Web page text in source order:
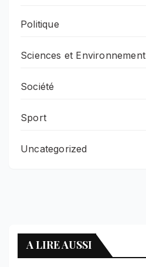
Politique
Sciences et Environnement
Société
Sport
Uncategorized
A LIRE AUSSI